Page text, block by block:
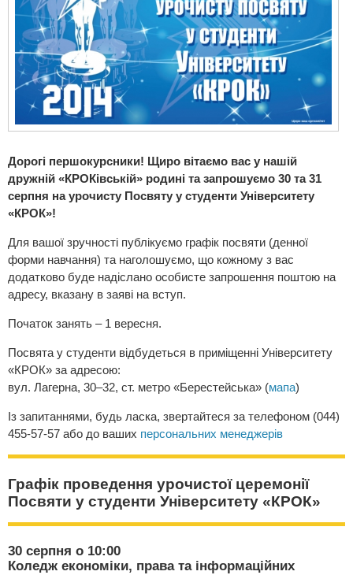
Дорогі першокурсники! Щиро вітаємо вас у нашій
дружній «КРОКівській» родині та запрошуємо 30 та 31
серпня на урочисту Посвяту у студенти Університету
«КРОК»!
Для вашої зручності публікуємо графік посвяти (денної
форми навчання) та наголошуємо, що кожному з вас
додатково буде надіслано особисте запрошення поштою на
адресу, вказану в заяві на вступ.
Початок занять – 1 вересня.
Посвята у студенти відбудеться в приміщенні Університету
«КРОК» за адресою:
вул. Лагерна, 30–32, ст. метро «Берестейська» (мапа)
Із запитаннями, будь ласка, звертайтеся за телефоном (044)
455-57-57 або до ваших персональних менеджерів
Графік проведення урочистої церемонії
Посвяти у студенти Університету «КРОК»
30 серпня о 10:00
Коледж економіки, права та інформаційних